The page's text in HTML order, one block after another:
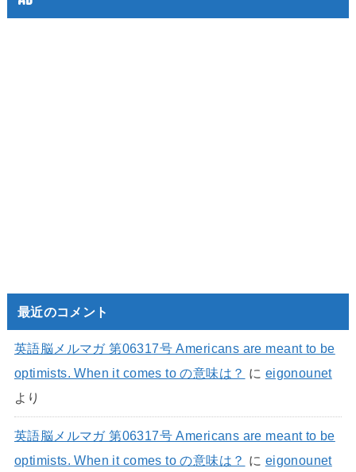
最近のコメント
英語脳メルマガ 第06317号 Americans are meant to be
optimists. When it comes to の意味は？ に eigonounet
より
英語脳メルマガ 第06317号 Americans are meant to be
optimists. When it comes to の意味は？ に eigonounet